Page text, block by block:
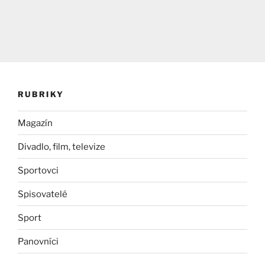
RUBRIKY
Magazín
Divadlo, film, televize
Sportovci
Spisovatelé
Sport
Panovníci